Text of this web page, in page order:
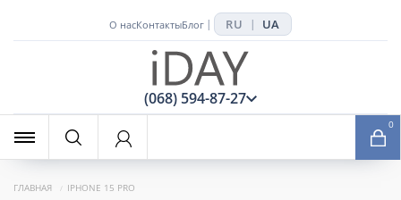
О насКонтактыБлог | RU | UA
(068) 594-87-27
0
ГЛАВНАЯ
IPHONE 15 PRO